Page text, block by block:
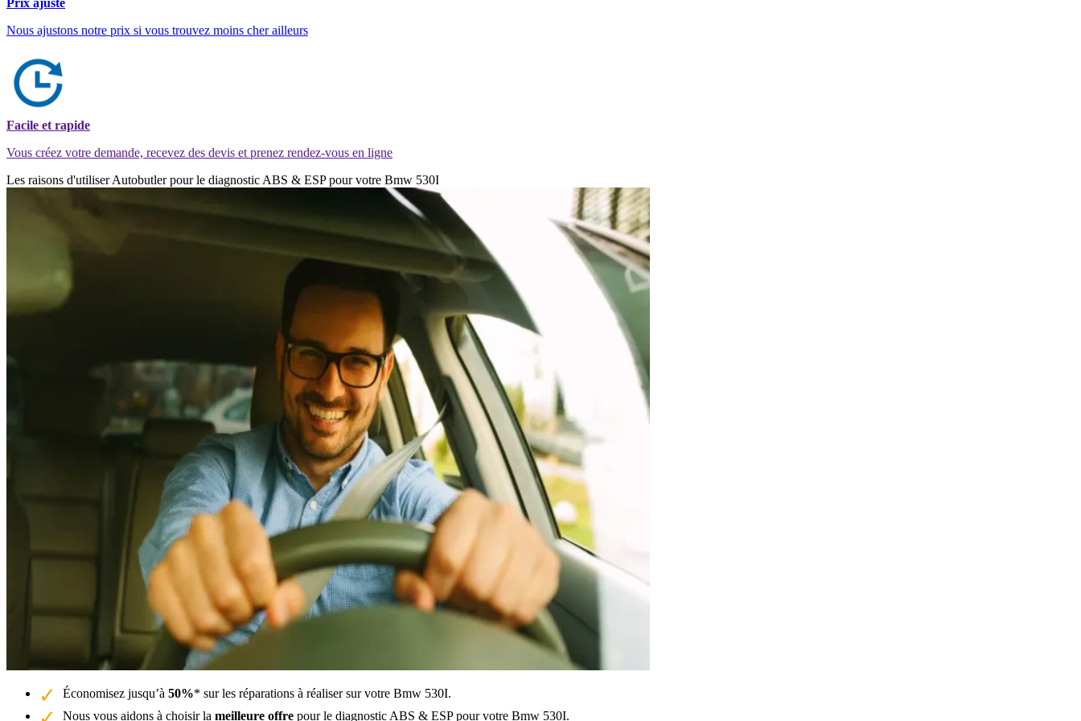
Nous ajustons notre prix si vous trouvez moins cher ailleurs
Facile et rapide
Vous créez votre demande, recevez des devis et prenez rendez-vous en ligne
Les raisons d'utiliser Autobutler pour le diagnostic ABS & ESP pour votre Bmw 530I
Économisez jusqu’à 50%* sur les réparations à réaliser sur votre Bmw 530I.
Nous vous aidons à choisir la meilleure offre pour le diagnostic ABS & ESP pour votre Bmw 530I.